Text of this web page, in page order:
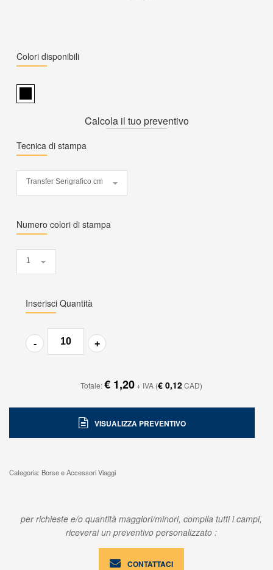
Colori disponibili
Calcola il tuo preventivo
Tecnica di stampa
Numero colori di stampa
Inserisci Quantità
Totale:€ 1,20+ IVA (€ 0,12CAD)
VISUALIZZA PREVENTIVO
Categoria: Borse e Accessori Viaggi
per richieste e/o quantità maggiori/minori, compila tutti i campi,
riceverai un preventivo personalizzato :
CONTATTACI